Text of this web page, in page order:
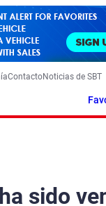
ContactoNoticias de SBT
sido